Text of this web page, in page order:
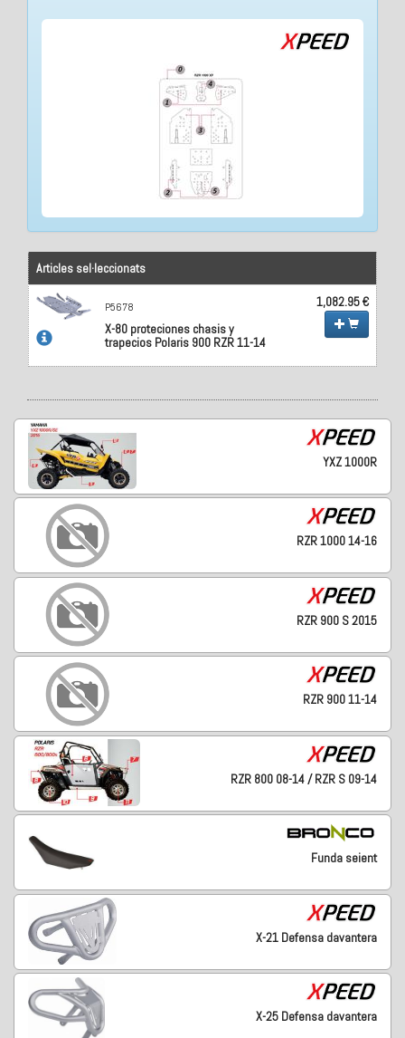
Articles sel·leccionats
P5678
X-80 proteciones chasis y
trapecios Polaris 900 RZR 11-14
1,082.95 €
YXZ 1000R
RZR 1000 14-16
RZR 900 S 2015
RZR 900 11-14
RZR 800 08-14 / RZR S 09-14
Funda seient
X-21 Defensa davantera
X-25 Defensa davantera